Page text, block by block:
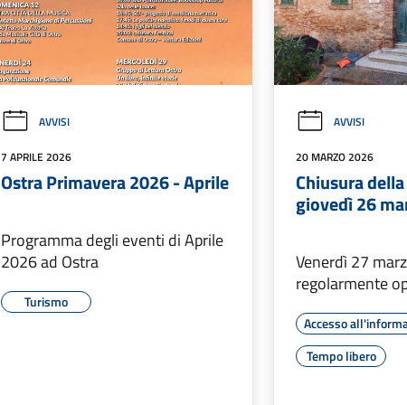
AVVISI
7 APRILE 2026
Ostra Primavera 2026 - Aprile
Programma degli eventi di Aprile
2026 ad Ostra
Turismo
AVVISI
20 MARZO 2026
Chiusura
giovedì 26
Venerdì 27
regolarmente
Accesso
Tempo libero